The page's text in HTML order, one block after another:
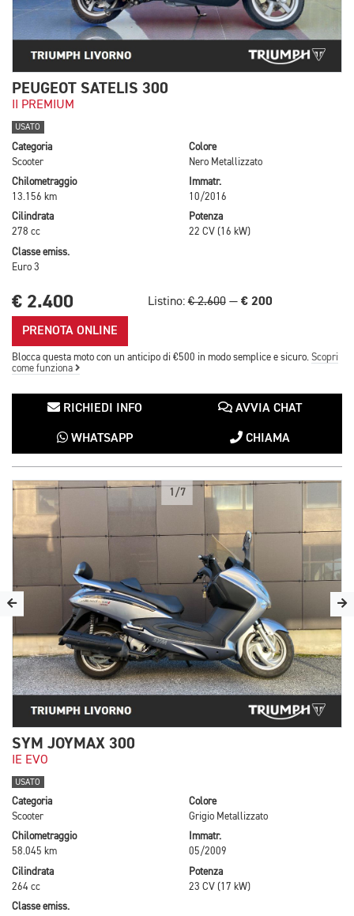
PEUGEOT SATELIS 300
II PREMIUM
USATO
Categoria
Scooter
Colore
Nero Metallizzato
Chilometraggio
13.156 km
Immatr.
10/2016
Cilindrata
278 cc
Potenza
22 CV (16 kW)
Classe emiss.
Euro 3
€ 2.400 Listino:€ 2.600 — € 200
PRENOTA ONLINE
Blocca questa moto con un anticipo di €500 in modo semplice e sicuro. Scopri
come funziona
RICHIEDI INFO AVVIA CHAT
WHATSAPP CHIAMA
1/7
SYM JOYMAX 300
IE EVO
USATO
Categoria
Scooter
Colore
Grigio Metallizzato
Chilometraggio
58.045 km
Immatr.
05/2009
Cilindrata
264 cc
Potenza
23 CV (17 kW)
Classe emiss.